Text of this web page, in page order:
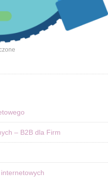
– B2B dla Firm